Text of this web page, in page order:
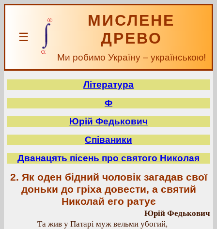
☰
МИСЛЕНЕ
ДРЕВО
Ми робимо Україну – українською!
Література
Ф
Юрій Федькович
Співаники
Дванацять пісень про святого Николая
2. Як оден бідний чоловік загадав свої
доньки до гріха довести, а святий
Николай его ратує
Юрій Федькович
Та жив у Патарі муж вельми убогий,